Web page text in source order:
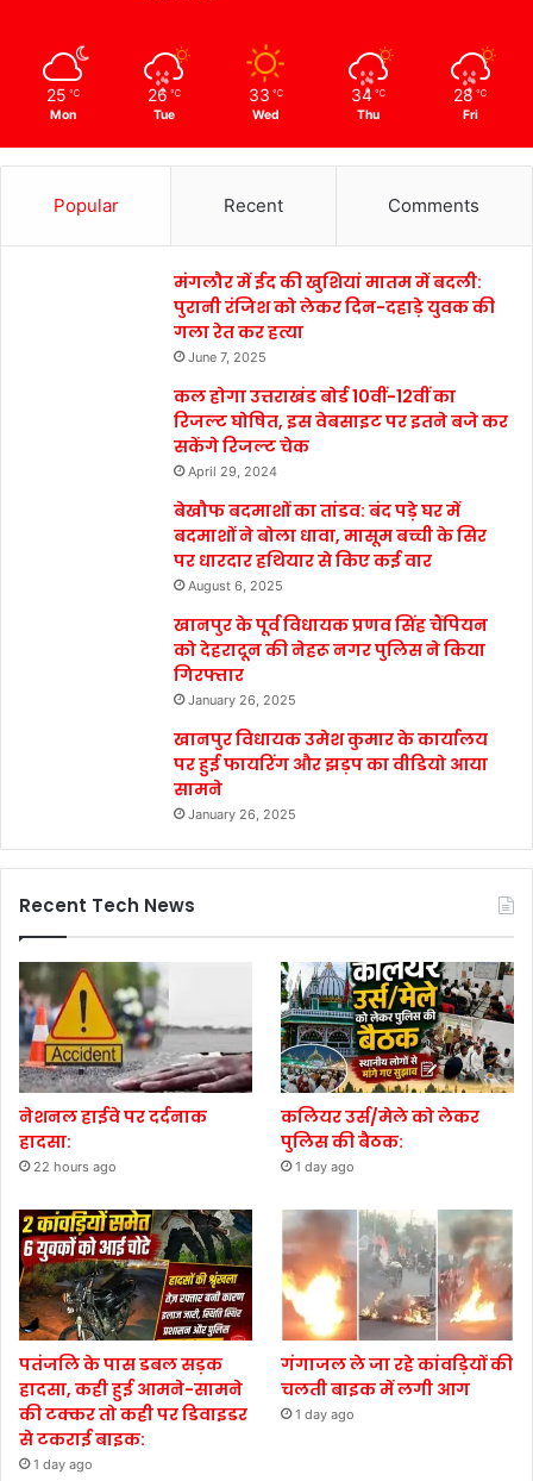
25 ℃
Mon
26 ℃
Tue
33 ℃
Wed
34 ℃
Thu
28 ℃
Fri
Popular Recent Comments
मंगलौर में ईद की खुशियां मातम में बदली:
पुरानी रंजिश को लेकर दिन-दहाड़े युवक की
गला रेत कर हत्या
June 7, 2025
कल होगा उत्तराखंड बोर्ड 10वीं-12वीं का
रिजल्ट घोषित, इस वेबसाइट पर इतने बजे कर
सकेंगे रिजल्ट चेक
April 29, 2024
बेखौफ बदमाशों का तांडव: बंद पड़े घर में
बदमाशों ने बोला धावा, मासूम बच्ची के सिर
पर धारदार हथियार से किए कई वार
August 6, 2025
खानपुर के पूर्व विधायक प्रणव सिंह चैंपियन
को देहरादून की नेहरू नगर पुलिस ने किया
गिरफ्तार
January 26, 2025
खानपुर विधायक उमेश कुमार के कार्यालय
पर हुई फायरिंग और झड़प का वीडियो आया
सामने
January 26, 2025
Recent Tech News
नेशनल हाईवे पर दर्दनाक
हादसा:
22 hours ago
कलियर उर्स/मेले को लेकर
पुलिस की बैठक:
1 day ago
पतंजलि के पास डबल सड़क
हादसा, कही हुई आमने-सामने
की टक्कर तो कही पर डिवाइडर
से टकराई बाइक:
1 day ago
गंगाजल ले जा रहे कांवड़ियों की
चलती बाइक में लगी आग
1 day ago